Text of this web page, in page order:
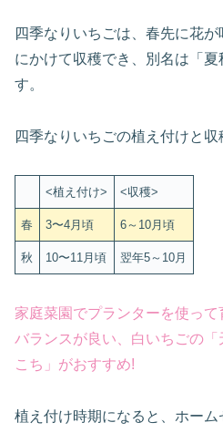
四季なりいちごは、春先に花
にかけて収穫でき、別名は「
す。
四季なりいちごの植え付けと収
<植え付け> <収穫>
春 3〜4月頃 6～10月頃
秋 10〜11月頃 翌年5～10月
家庭菜園でプランターを使っ
バランスが良い、白いちごの
こち」がおすすめ!
植え付け時期になると、ホーム